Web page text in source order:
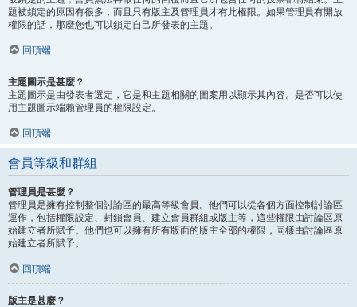
題被鎖定的原因有很多，而且只有版主及管理員才有此權限。如果管理員有開放
權限的話，那麼您也可以鎖定自己所發表的主題。
回頂端
主題圖示是甚麼？
主題圖示是由發表者選定，它是和主題相關的圖案用以顯示其內容。是否可以使
用主題圖示端賴管理員的權限設定。
回頂端
會員等級和群組
管理員是甚麼？
管理員是擁有控制整個討論區的最高等級會員。他們可以從各個方面控制討論區
運作，包括權限設定、封鎖會員、建立會員群組或版主等，這些權限由討論區原
始建立者所賦予。他們也可以擁有所有版面的版主全部的權限，同樣由討論區原
始建立者所賦予。
回頂端
版主是甚麼？